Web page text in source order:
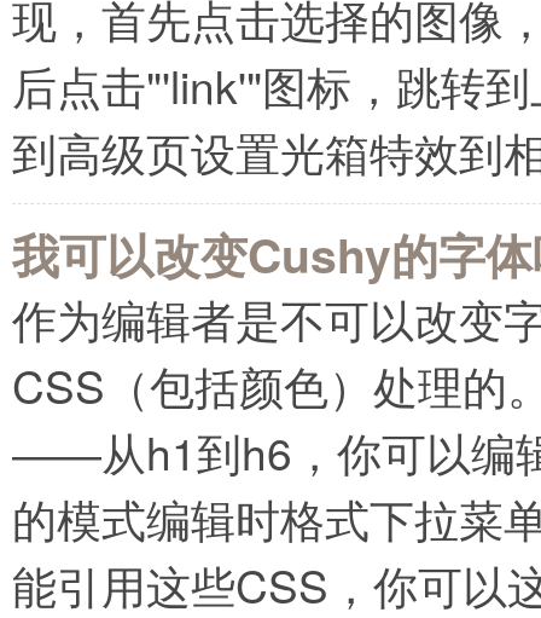
现，首先点击选择的图像
后点击"'link'"图标，跳转
到高级页设置光箱特效到
我可以改变Cushy的字
作为编辑者是不可以改变
CSS（包括颜色）处理的
――从h1到h6，你可以编
的模式编辑时格式下拉菜
能引用这些CSS，你可以